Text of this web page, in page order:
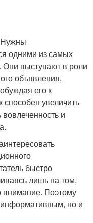
Нужны
одними из самых
Они выступают в роли
объявления,
его к
увеличить
и
быстро
лишь на том,
внимание. Поэтому
информативным, но и